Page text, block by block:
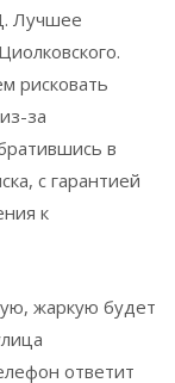
Лучшее
рисковать
за
в
с гарантией
к
жаркую будет
ответит